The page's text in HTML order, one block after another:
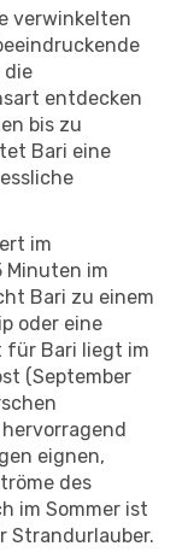
verwinkelten
die
entdecken
bis zu
Bari eine
im
Minuten im
Bari zu einem
oder eine
für Bari liegt im
(September
eignen,
des
im Sommer ist
Strandurlauber.